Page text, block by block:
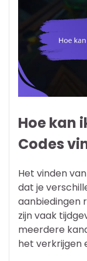
Hoe kan
Codes
Het vinden
dat je
aanbiedingen
zijn vaak
meerdere
het verkrijgen